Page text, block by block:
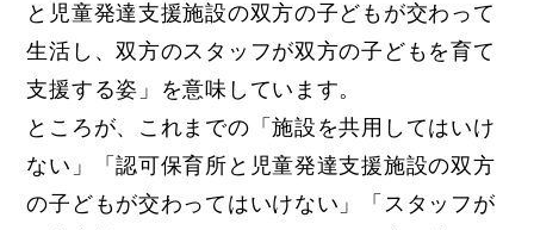
と児童発達支援施設の双方の子どもが交わって
生活し、双方のスタッフが双方の子どもを育て
支援する姿」
を意味しています。
ところが、これまでの「施設を共用してはいけ
ない」「認可保育所と児童発達支援施設の双方
の子どもが交わってはいけない」「スタッフが